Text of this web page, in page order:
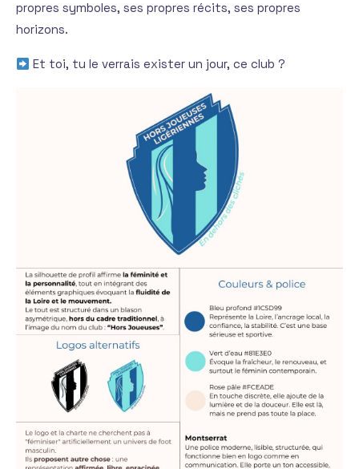
propres symboles, ses propres récits, ses propres
horizons.
Et toi, tu le verrais exister un jour, ce club ?